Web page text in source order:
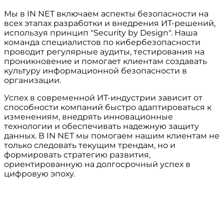
Мы в IN NET включаем аспекты безопасности на
всех этапах разработки и внедрения ИТ-решений,
используя принцип "Security by Design". Наша
команда специалистов по кибербезопасности
проводит регулярные аудиты, тестирования на
проникновение и помогает клиентам создавать
культуру информационной безопасности в
организации.
Успех в современной ИТ-индустрии зависит от
способности компаний быстро адаптироваться к
изменениям, внедрять инновационные
технологии и обеспечивать надежную защиту
данных. В IN NET мы помогаем нашим клиентам не
только следовать текущим трендам, но и
формировать стратегию развития,
ориентированную на долгосрочный успех в
цифровую эпоху.